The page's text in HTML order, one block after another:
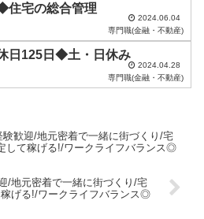
住宅の総合管理
2024.06.04
専門職(金融・不動産)
日125日◆土・日休み
2024.04.28
専門職(金融・不動産)
験歓迎/地元密着で一緒に街づくり/宅
して稼げる!/ワークライフバランス◎
/地元密着で一緒に街づくり/宅
げる!/ワークライフバランス◎